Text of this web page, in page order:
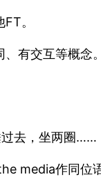
。
有交互等概
过去，坐两圈……
media作同位